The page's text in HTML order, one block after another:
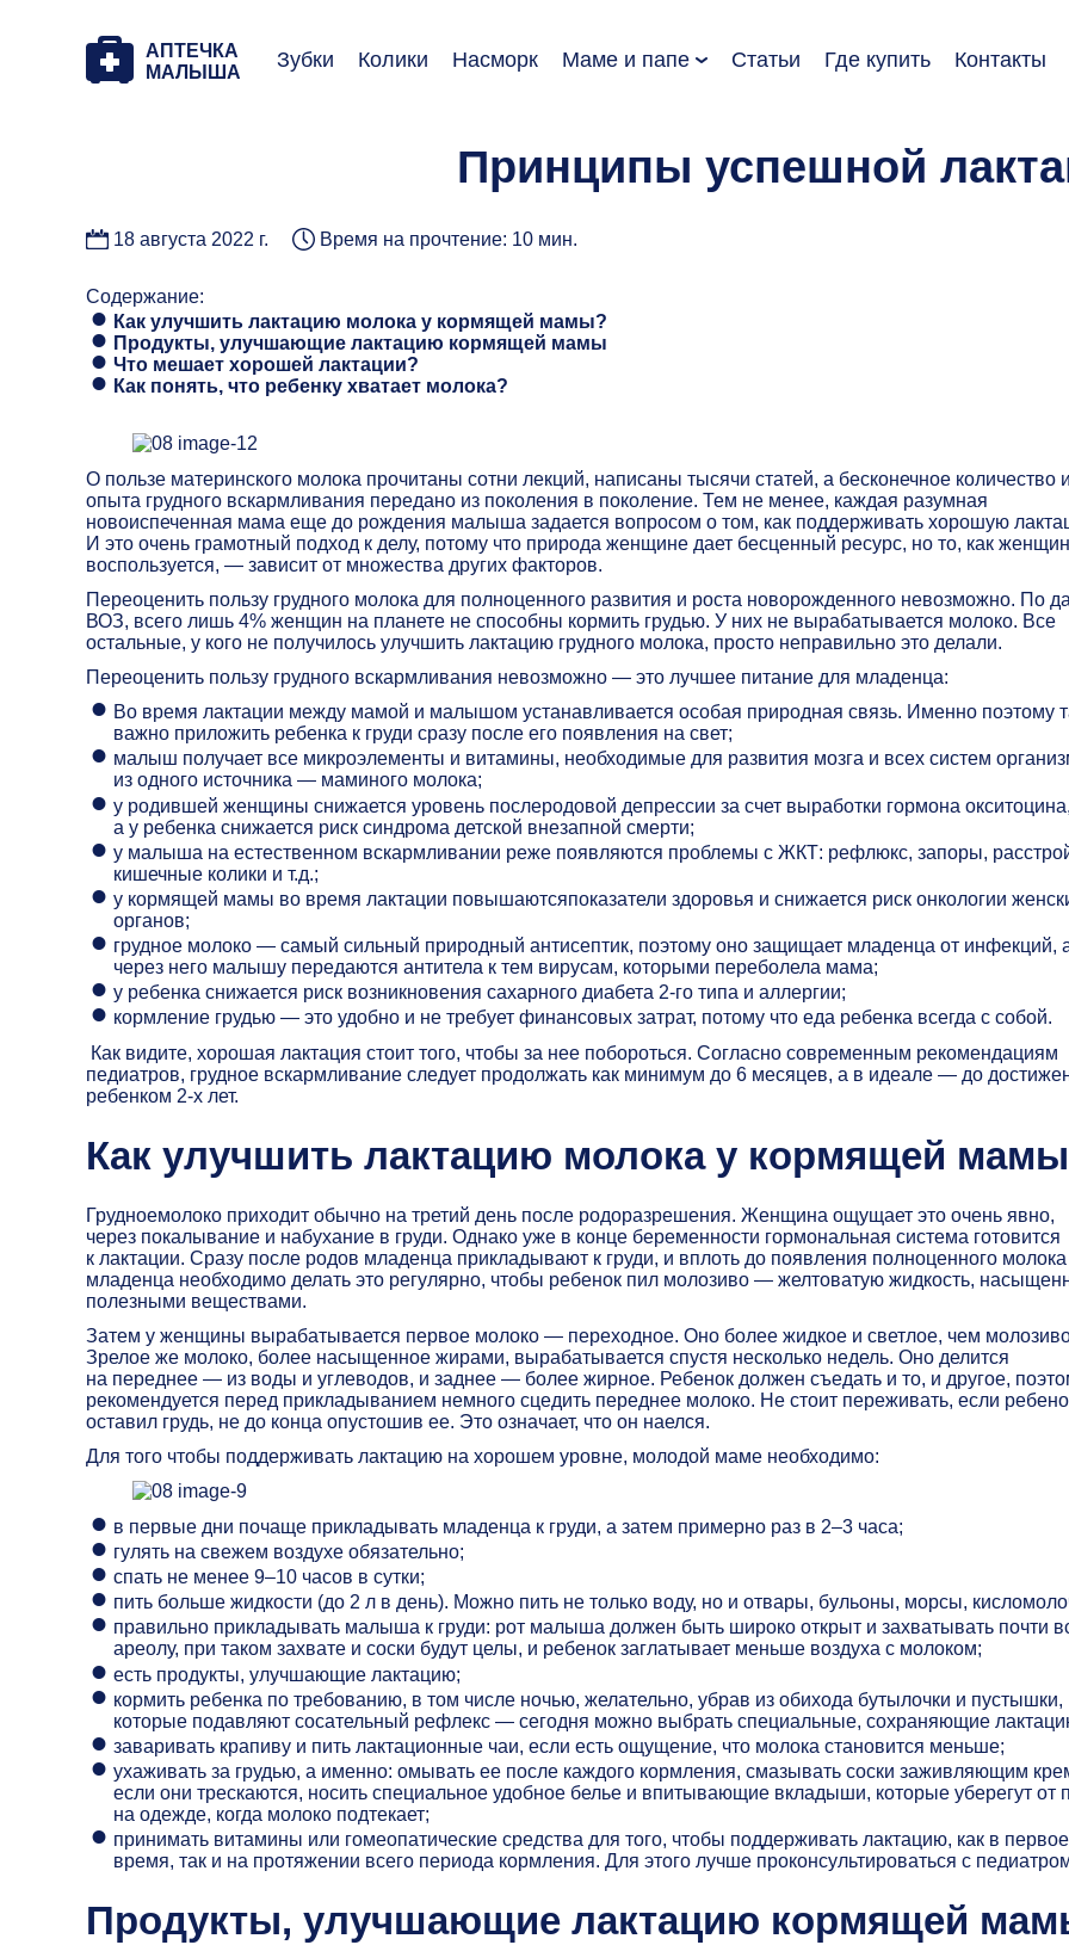
Зубки Колики Насморк Маме и папе Статьи Где купить Контакты
АПТЕЧКА
МАЛЫША
Принципы успешной
18 августа 2022 г. Время на прочтение: 10 мин.
Содержание:
Как улучшить лактацию молока у кормящей мамы?
Продукты, улучшающие лактацию кормящей мамы
Что мешает хорошей лактации?
Как понять, что ребенку хватает молока?
О пользе материнского молока прочитаны сотни лекций, написаны тысячи статей, а бесконечное количество
опыта грудного вскармливания передано из поколения в поколение. Тем не менее, каждая разумная
новоиспеченная мама еще до рождения малыша задается вопросом о том, как поддерживать хорошую
И это очень грамотный подход к делу, потому что природа женщине дает бесценный ресурс, но то, как
воспользуется, — зависит от множества других факторов.
Переоценить пользу грудного молока для полноценного развития и роста новорожденного невозможно. По
ВОЗ, всего лишь 4% женщин на планете не способны кормить грудью. У них не вырабатывается молоко. Все
остальные, у кого не получилось улучшить лактацию грудного молока, просто неправильно это делали.
Переоценить пользу грудного вскармливания невозможно — это лучшее питание для младенца:
Во время лактации между мамой и малышом устанавливается особая природная связь. Именно поэтому
важно приложить ребенка к груди сразу после его появления на свет;
малыш получает все микроэлементы и витамины, необходимые для развития мозга и всех систем
из одного источника — маминого молока;
у родившей женщины снижается уровень послеродовой депрессии за счет выработки гормона окситоцина,
а у ребенка снижается риск синдрома детской внезапной смерти;
у малыша на естественном вскармливании реже появляются проблемы с ЖКТ: рефлюкс, запоры,
кишечные колики и т.д.;
у кормящей мамы во время лактации повышаютсяпоказатели здоровья и снижается риск онкологии
органов;
грудное молоко — самый сильный природный антисептик, поэтому оно защищает младенца от инфекций,
через него малышу передаются антитела к тем вирусам, которыми переболела мама;
у ребенка снижается риск возникновения сахарного диабета 2-го типа и аллергии;
кормление грудью — это удобно и не требует финансовых затрат, потому что еда ребенка всегда с собой.
Как видите, хорошая лактация стоит того, чтобы за нее побороться. Согласно современным рекомендациям
педиатров, грудное вскармливание следует продолжать как минимум до 6 месяцев, а в идеале — до
ребенком 2-х лет.
Как улучшить лактацию молока у кормящей
Грудноемолоко приходит обычно на третий день после родоразрешения. Женщина ощущает это очень явно,
через покалывание и набухание в груди. Однако уже в конце беременности гормональная система готовится
к лактации. Сразу после родов младенца прикладывают к груди, и вплоть до появления полноценного молока
младенца необходимо делать это регулярно, чтобы ребенок пил молозиво — желтоватую жидкость,
полезными веществами.
Затем у женщины вырабатывается первое молоко — переходное. Оно более жидкое и светлое, чем
Зрелое же молоко, более насыщенное жирами, вырабатывается спустя несколько недель. Оно делится
на переднее — из воды и углеводов, и заднее — более жирное. Ребенок должен съедать и то, и другое,
рекомендуется перед прикладыванием немного сцедить переднее молоко. Не стоит переживать, если
оставил грудь, не до конца опустошив ее. Это означает, что он наелся.
Для того чтобы поддерживать лактацию на хорошем уровне, молодой маме необходимо:
в первые дни почаще прикладывать младенца к груди, а затем примерно раз в 2–3 часа;
гулять на свежем воздухе обязательно;
спать не менее 9–10 часов в сутки;
пить больше жидкости (до 2 л в день). Можно пить не только воду, но и отвары, бульоны, морсы,
правильно прикладывать малыша к груди: рот малыша должен быть широко открыт и захватывать почти
ареолу, при таком захвате и соски будут целы, и ребенок заглатывает меньше воздуха с молоком;
есть продукты, улучшающие лактацию;
кормить ребенка по требованию, в том числе ночью, желательно, убрав из обихода бутылочки и пустышки,
которые подавляют сосательный рефлекс — сегодня можно выбрать специальные, сохраняющие
заваривать крапиву и пить лактационные чаи, если есть ощущение, что молока становится меньше;
ухаживать за грудью, а именно: омывать ее после каждого кормления, смазывать соски заживляющим
если они трескаются, носить специальное удобное белье и впитывающие вкладыши, которые уберегут от
на одежде, когда молоко подтекает;
принимать витамины или гомеопатические средства для того, чтобы поддерживать лактацию, как в первое
время, так и на протяжении всего периода кормления. Для этого лучше проконсультироваться с
Продукты, улучшающие лактацию кормящей